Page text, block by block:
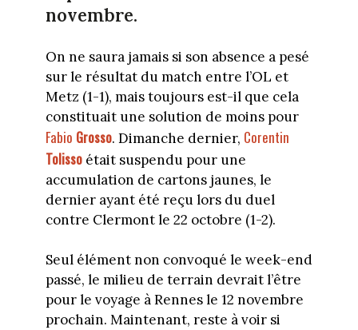
novembre.
On ne saura jamais si son absence a pesé
sur le résultat du match entre l’OL et
Metz (1-1), mais toujours est-il que cela
constituait une solution de moins pour
Fabio Grosso. Dimanche dernier, Corentin
Tolisso était suspendu pour une
accumulation de cartons jaunes, le
dernier ayant été reçu lors du duel
contre Clermont le 22 octobre (1-2).
Seul élément non convoqué le week-end
passé, le milieu de terrain devrait l’être
pour le voyage à Rennes le 12 novembre
prochain. Maintenant, reste à voir si